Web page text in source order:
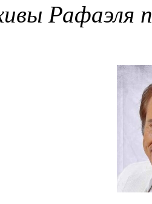
Рафаэля